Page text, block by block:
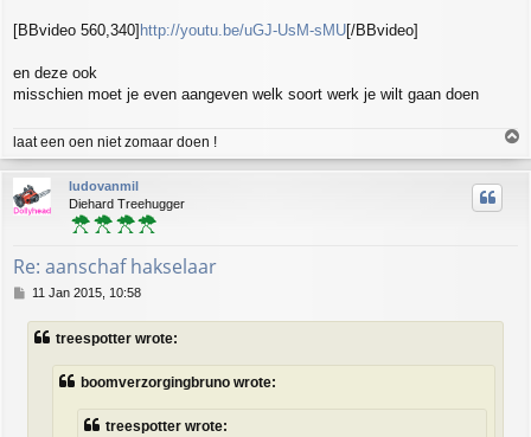
[BBvideo 560,340] http://youtu.be/uGJ-UsM-sMU[/BBvideo]
en deze ook
misschien moet je even aangeven welk soort werk je wilt gaan doen
laat een oen niet zomaar doen !
p
ludovanmil
Diehard Treehugger
Re: aanschaf hakselaar
P
s
11 Jan 2015, 10:58
treespotter wrote:
boomverzorgingbruno wrote:
treespotter wrote: